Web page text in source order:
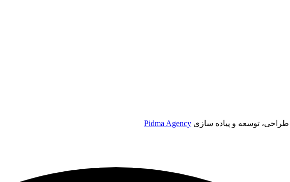
Pidma Agency